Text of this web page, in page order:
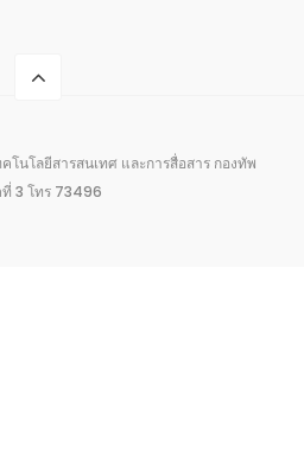
นโลยีสารสนเทศ และการสื่อสาร กองทัพ
3 โทร 73496